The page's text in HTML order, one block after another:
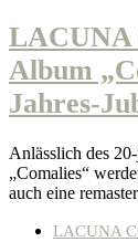
LACUNA
Album
Jahres-
Anlässlich des
„Comalies“
auch eine
LACUNA